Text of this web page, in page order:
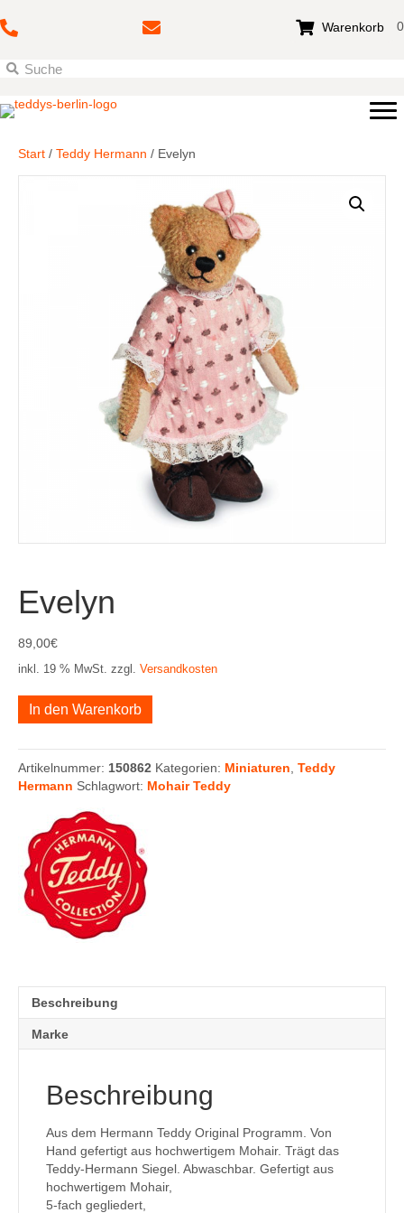
Warenkorb 0
Start / Teddy Hermann / Evelyn
Evelyn
89,00€
inkl. 19 % MwSt. zzgl. Versandkosten
Evelyn
Menge
In den Warenkorb
Artikelnummer: 150862 Kategorien: Miniaturen Teddy
Hermann Schlagwort: Mohair Teddy
Beschreibung
Marke
Beschreibung
Aus dem Hermann Teddy Original Programm. Von
Hand gefertigt aus hochwertigem Mohair. Trägt das
Teddy-Hermann Siegel. Abwaschbar. Gefertigt aus
hochwertigem Mohair,
5-fach gegliedert,